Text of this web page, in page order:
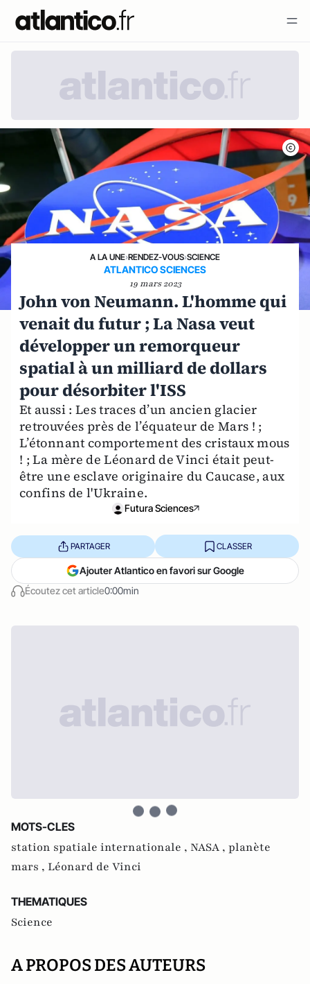
A LA UNE›RENDEZ-VOUS›SCIENCE
ATLANTICO SCIENCES
19 mars 2023
John von Neumann. L'homme qui
venait du futur ; La Nasa veut
développer un remorqueur
spatial à un milliard de dollars
pour désorbiter l'ISS
Et aussi : Les traces d’un ancien glacier
retrouvées près de l’équateur de Mars ! ;
L’étonnant comportement des cristaux mous
! ; La mère de Léonard de Vinci était peut-
être une esclave originaire du Caucase, aux
confins de l'Ukraine.
Futura Sciences
Écoutez cet article0:00min
PARTAGER CLASSER
Ajouter Atlantico en favori sur Google
MOTS-CLES
station spatiale internationale , NASA , planète
mars , Léonard de Vinci
THEMATIQUES
Science
A PROPOS DES AUTEURS